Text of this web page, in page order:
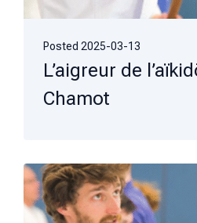
Posted 2025-03-13
L’aigreur de
Chamot